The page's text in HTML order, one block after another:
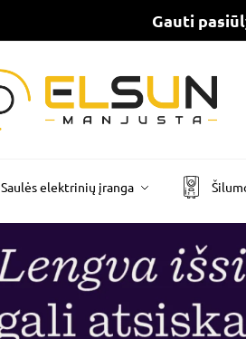
Gauti
Saulės elektrinių įranga